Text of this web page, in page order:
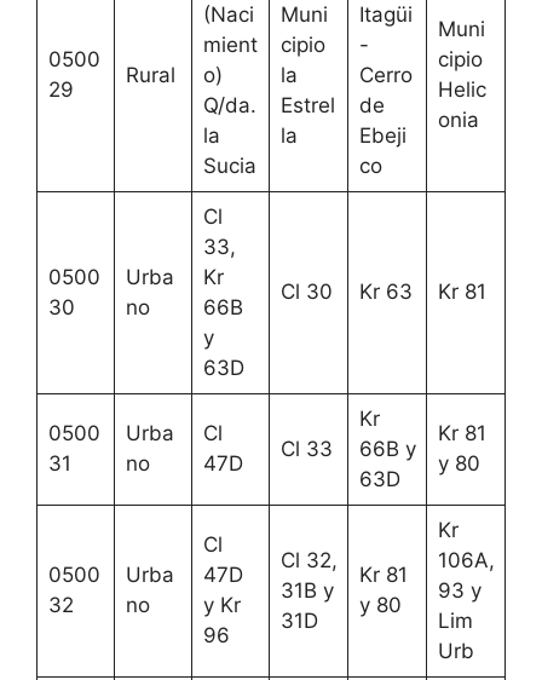
0500
29
Rural
(Naci
mient
o)
Q/da.
la
Sucia
Muni
cipio
la
Estrel
la
Itagüi
-
Cerro
de
Ebeji
co
Muni
cipio
Helic
onia
0500
30
Urba
no
Cl
33,
Kr
66B
y
63D
Cl 30 Kr 63 Kr 81
0500
31
Urba
no
Cl
47D
Cl 33
Kr
66B y
63D
Kr 81
y 80
0500
32
Urba
no
Cl
47D
y Kr
96
Cl 32,
31B y
31D
Kr 81
y 80
Kr
106A,
93 y
Lim
Urb